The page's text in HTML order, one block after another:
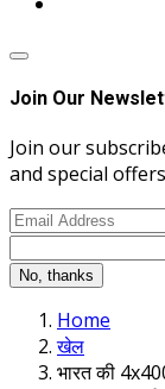
Join Our
Join our
and special
No, thanks
Home
खेल
भारत की